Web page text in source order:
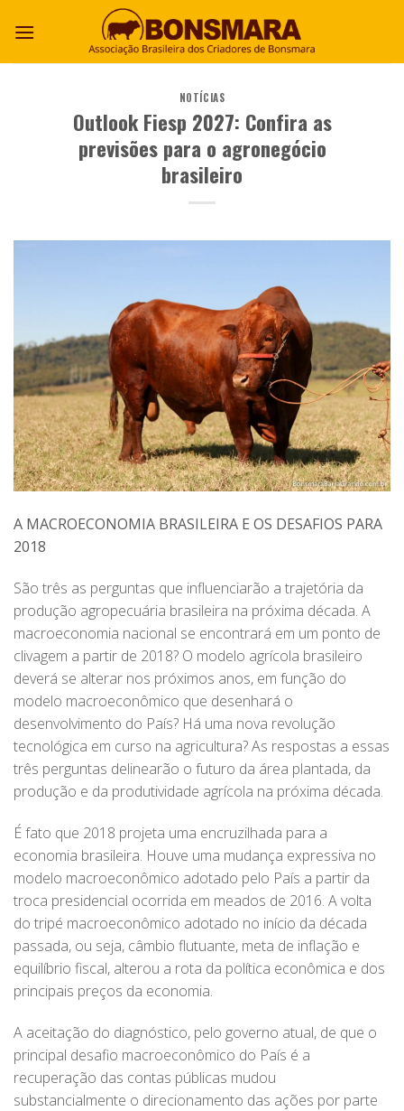
NOTÍCIAS
Outlook Fiesp 2027: Confira as
previsões para o agronegócio
brasileiro
A MACROECONOMIA BRASILEIRA E OS DESAFIOS PARA
2018
São três as perguntas que influenciarão a trajetória da
produção agropecuária brasileira na próxima década. A
macroeconomia nacional se encontrará em um ponto de
clivagem a partir de 2018? O modelo agrícola brasileiro
deverá se alterar nos próximos anos, em função do
modelo macroeconômico que desenhará o
desenvolvimento do País? Há uma nova revolução
tecnológica em curso na agricultura? As respostas a essas
três perguntas delinearão o futuro da área plantada, da
produção e da produtividade agrícola na próxima década.
É fato que 2018 projeta uma encruzilhada para a
economia brasileira. Houve uma mudança expressiva no
modelo macroeconômico adotado pelo País a partir da
troca presidencial ocorrida em meados de 2016. A volta
do tripé macroeconômico adotado no início da década
passada, ou seja, câmbio flutuante, meta de inflação e
equilíbrio fiscal, alterou a rota da política econômica e dos
principais preços da economia.
A aceitação do diagnóstico, pelo governo atual, de que o
principal desafio macroeconômico do País é a
recuperação das contas públicas mudou
substancialmente o direcionamento das ações por parte